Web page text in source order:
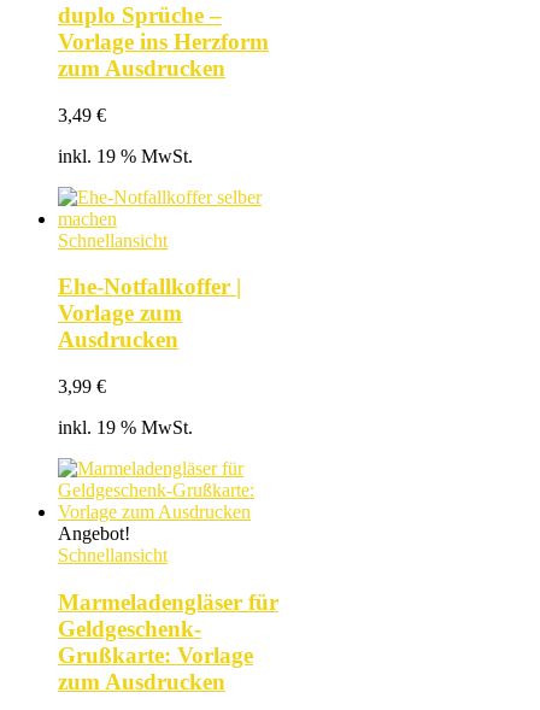
duplo Sprüche –
Vorlage ins Herzform
zum Ausdrucken
3,49 €
inkl. 19 % MwSt.
Schnellansicht
Ehe-Notfallkoffer |
Vorlage zum
Ausdrucken
3,99 €
inkl. 19 % MwSt.
Angebot!
Schnellansicht
Marmeladengläser für
Geldgeschenk-
Grußkarte: Vorlage
zum Ausdrucken